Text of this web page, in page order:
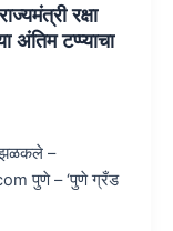
रक्षा
अंतिम टप्प्याचा
झळकले –
पुणे – ‘पुणे ग्रँड